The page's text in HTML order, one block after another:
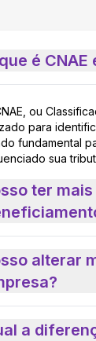
é
ou
para
fundamental
sua
ter
alterar
a